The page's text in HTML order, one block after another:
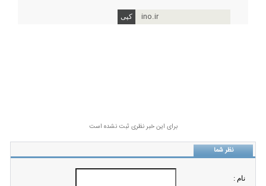
ino.ir
برای این خبر نظری ثبت نشده است
نظر شما
نام :